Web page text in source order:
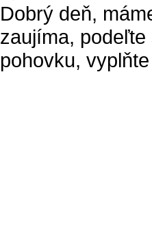
Dobrý deň,
zaujíma,
pohovku,